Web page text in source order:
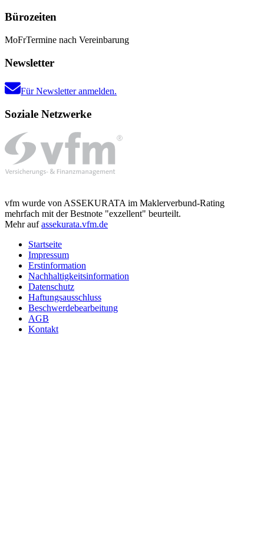
Bürozeiten
MoFrTermine nach Vereinbarung
Newsletter
Für Newsletter anmelden.
Soziale Netzwerke
vfm wurde von ASSEKURATA im Maklerverbund-Rating
mehrfach mit der Bestnote "exzellent" beurteilt.
Mehr aufassekurata.vfm.de
Startseite
Impressum
Erstinformation
Nachhaltigkeitsinformation
Datenschutz
Haftungsausschluss
Beschwerdebearbeitung
AGB
Kontakt